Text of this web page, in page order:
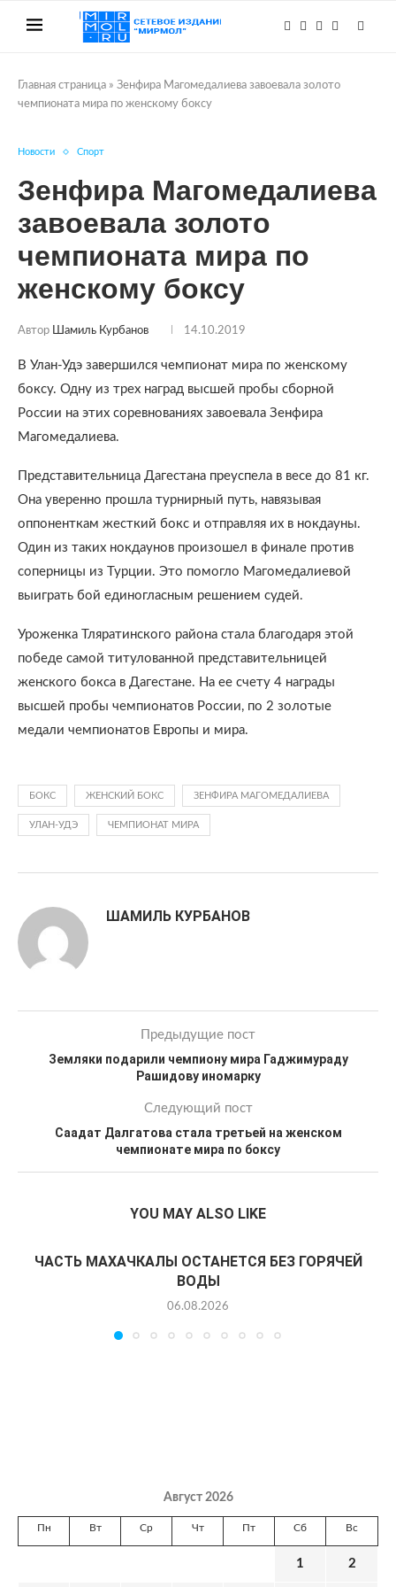
Главная страница » Зенфира Магомедалиева завоевала золото
чемпионата мира по женскому боксу
Новости Спорт
Зенфира Магомедалиева
завоевала золото
чемпионата мира по
женскому боксу
Автор Шамиль Курбанов 14.10.2019
В Улан-Удэ завершился чемпионат мира по женскому
боксу. Одну из трех наград высшей пробы сборной
России на этих соревнованиях завоевала Зенфира
Магомедалиева.
Представительница Дагестана преуспела в весе до 81 кг.
Она уверенно прошла турнирный путь, навязывая
оппоненткам жесткий бокс и отправляя их в нокдауны.
Один из таких нокдаунов произошел в финале против
соперницы из Турции. Это помогло Магомедалиевой
выиграть бой единогласным решением судей.
Уроженка Тляратинского района стала благодаря этой
победе самой титулованной представительницей
женского бокса в Дагестане. На ее счету 4 награды
высшей пробы чемпионатов России, по 2 золотые
медали чемпионатов Европы и мира.
БОКС ЖЕНСКИЙ БОКС ЗЕНФИРА МАГОМЕДАЛИЕВА
УЛАН-УДЭ ЧЕМПИОНАТ МИРА
ШАМИЛЬ КУРБАНОВ
Предыдущие пост
Земляки подарили чемпиону мира Гаджимураду
Рашидову иномарку
Следующий пост
Саадат Далгатова стала третьей на женском
чемпионате мира по боксу
YOU MAY ALSO LIKE
ЧАСТЬ МАХАЧКАЛЫ ОСТАНЕТСЯ БЕЗ ГОРЯЧЕЙ
ВОДЫ
06.08.2026
Август 2026
Пн Вт Ср Чт Пт Сб Вс
1 2